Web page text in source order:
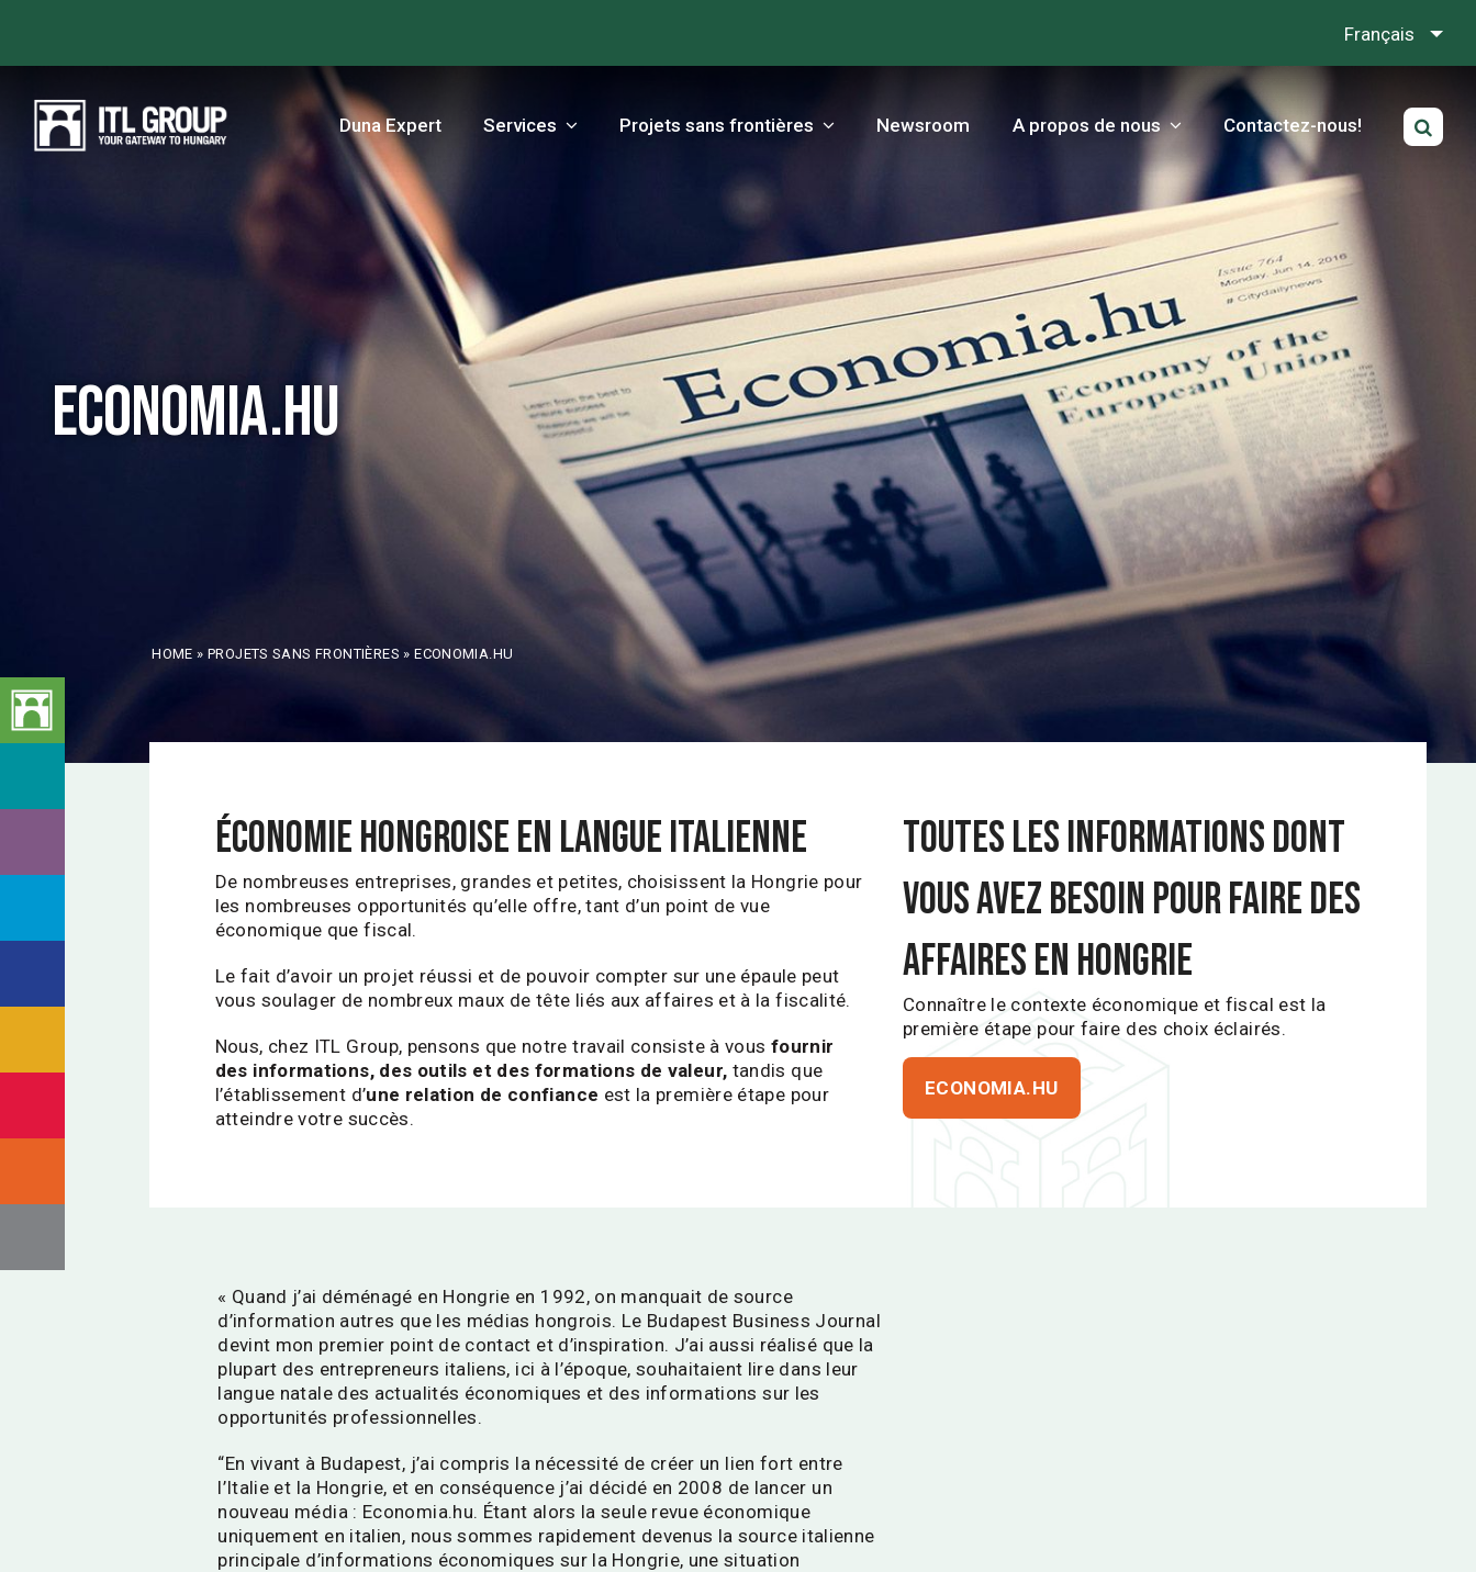
Français
Duna Expert Services Projets sans frontières Newsroom A propos de nous Contactez-nous!
ECONOMIA.HU
HOME » PROJETS SANS FRONTIÈRES »ECONOMIA.HU
ÉCONOMIE HONGROISE EN LANGUE ITALIENNE
De nombreuses entreprises, grandes et petites, choisissent la Hongrie pour
les nombreuses opportunités qu’elle offre, tant d’un point de vue
économique que fiscal.
Le fait d’avoir un projet réussi et de pouvoir compter sur une épaule peut
vous soulager de nombreux maux de tête liés aux affaires et à la fiscalité.
Nous, chez ITL Group, pensons que notre travail consiste à vous fournir
des informations, des outils et des formations de valeur, tandis que
l’établissement d’une relation de confiance est la première étape pour
atteindre votre succès.
TOUTES LES INFORMATIONS DONT
VOUS AVEZ BESOIN POUR FAIRE DES
AFFAIRES EN HONGRIE
Connaître le contexte économique et fiscal est la
première étape pour faire des choix éclairés.
ECONOMIA.HU
« Quand j’ai déménagé en Hongrie en 1992, on manquait de source
d’information autres que les médias hongrois. Le Budapest Business Journal
devint mon premier point de contact et d’inspiration. J’ai aussi réalisé que la
plupart des entrepreneurs italiens, ici à l’époque, souhaitaient lire dans leur
langue natale des actualités économiques et des informations sur les
opportunités professionnelles.
“En vivant à Budapest, j’ai compris la nécessité de créer un lien fort entre
l’Italie et la Hongrie, et en conséquence j’ai décidé en 2008 de lancer un
nouveau média : Economia.hu. Étant alors la seule revue économique
uniquement en italien, nous sommes rapidement devenus la source italienne
principale d’informations économiques sur la Hongrie, une situation